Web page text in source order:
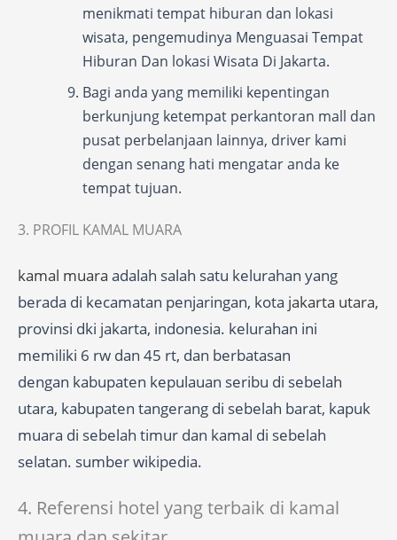
menikmati tempat hiburan dan lokasi
wisata, pengemudinya Menguasai Tempat
Hiburan Dan lokasi Wisata Di Jakarta.
Bagi anda yang memiliki kepentingan
berkunjung ketempat perkantoran mall dan
pusat perbelanjaan lainnya, driver kami
dengan senang hati mengatar anda ke
tempat tujuan.
3. PROFIL KAMAL MUARA
kamal muara adalah salah satu kelurahan yang
berada di kecamatan penjaringan, kota jakarta utara,
provinsi dki jakarta, indonesia. kelurahan ini
memiliki 6 rw dan 45 rt, dan berbatasan
dengan kabupaten kepulauan seribu di sebelah
utara, kabupaten tangerang di sebelah barat, kapuk
muara di sebelah timur dan kamal di sebelah
selatan. sumber wikipedia.
4. Referensi hotel yang terbaik di kamal